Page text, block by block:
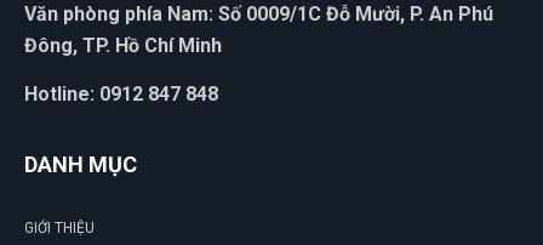
Văn phòng phía Nam: Số 0009/1C Đỗ Mười, P. An Phú
Đông, TP. Hồ Chí Minh
Hotline: 0912 847 848
DANH MỤC
GIỚI THIỆU